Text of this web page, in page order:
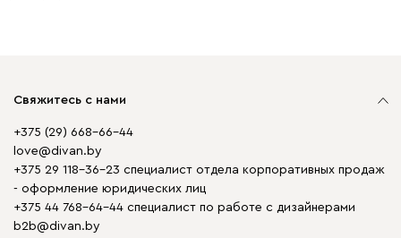
Свяжитесь с нами
+375 (29) 668-66-44
love@divan.by
+375 29 118-36-23 специалист отдела корпоративных продаж
- оформление юридических лиц
+375 44 768-64-44 специалист по работе с дизайнерами
b2b@divan.by